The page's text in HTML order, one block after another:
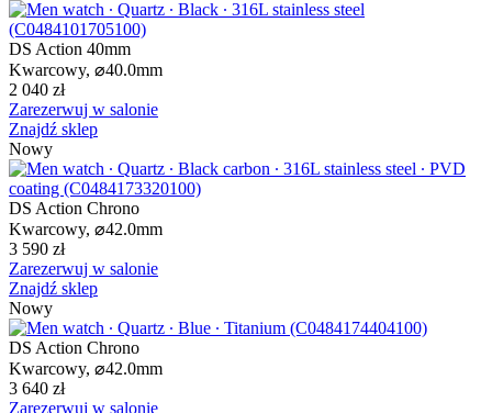
DS Action 40mm
Kwarcowy, ⌀40.0mm
2 040 zł
Zarezerwuj w salonie
Znajdź sklep
Nowy
DS Action Chrono
Kwarcowy, ⌀42.0mm
3 590 zł
Zarezerwuj w salonie
Znajdź sklep
Nowy
DS Action Chrono
Kwarcowy, ⌀42.0mm
3 640 zł
Zarezerwuj w salonie